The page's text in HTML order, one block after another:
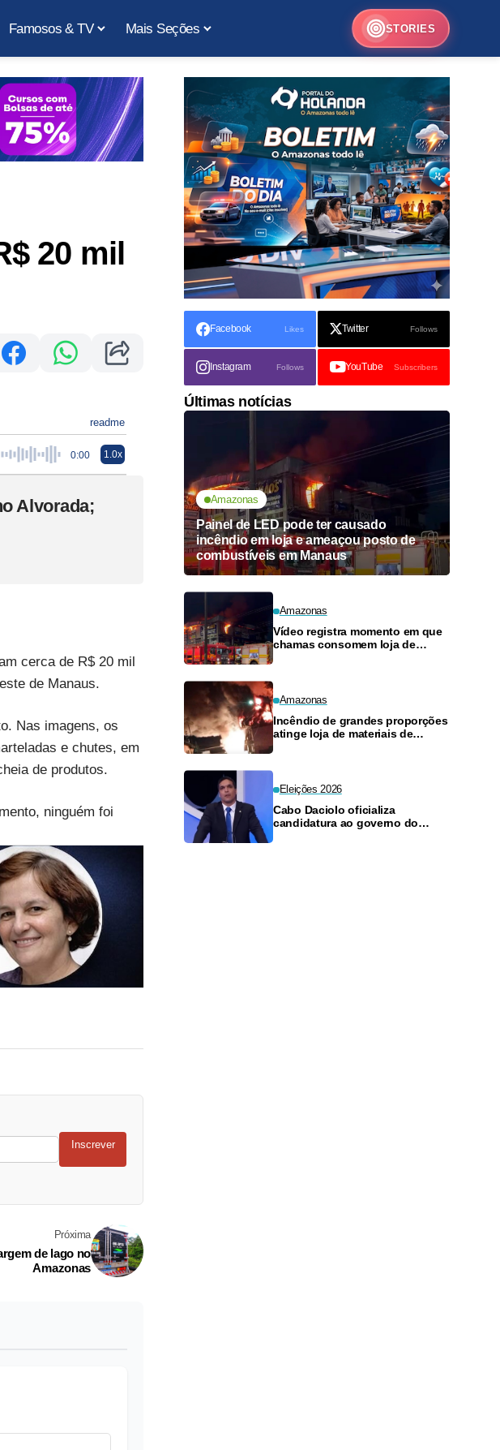
Famosos & TV Mais Seções STORIES
20 mil
readme
0:00 1.0x
Alvorada;
cerca de R$ 20 mil
de Manaus.
Nas imagens, os
e chutes, em
de produtos.
ninguém foi
Inscrever
Próxima
de lago no
Amazonas
Facebook Likes Twitter Follows
Instagram Follows YouTube Subscribers
Últimas notícias
Amazonas
Painel de LED pode ter causado
incêndio em loja e ameaçou posto de
combustíveis em Manaus
Amazonas
Vídeo registra momento em que
chamas consomem loja de
Amazonas
Incêndio de grandes proporções
atinge loja de materiais de
Eleições 2026
Cabo Daciolo oficializa
candidatura ao governo do